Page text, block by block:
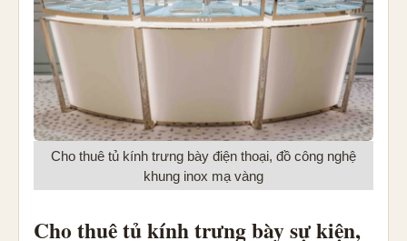
Cho thuê tủ kính trưng bày điện thoại, đồ công nghệ
khung inox mạ vàng
Cho thuê tủ kính trưng bày sự kiện,